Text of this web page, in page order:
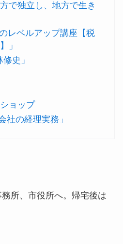
で独立し、地方で生き
レベルアップ講座【税
」
史」
ョップ
社の経理実務」
所、市役所へ。帰宅後は